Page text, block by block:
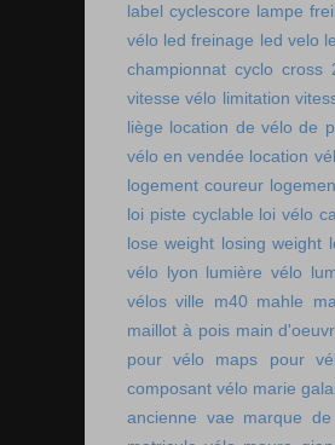
label cyclescore lampe
vélo led freinage led velo
championnat cyclo cross
vitesse vélo limitation
liège location de vélo de
vélo en vendée location
logement coureur
loi piste cyclable loi vélo
lose weight losing weight
vélo lyon lumière vélo
vélos ville
m40 mahle
maillot à pois main
pour vélo
maps pour
composant vélo marie
ancienne vae marque